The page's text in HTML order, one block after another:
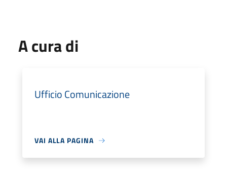
A cura di
Ufficio Comunicazione
VAI ALLA PAGINA